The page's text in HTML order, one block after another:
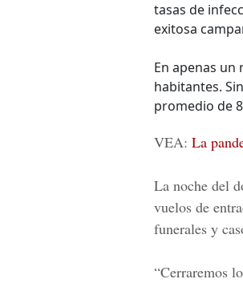
tasas de
exitosa
En apenas un
habitantes.
promedio de
VEA: La
La noche del
vuelos de
funerales y
“Cerraremos